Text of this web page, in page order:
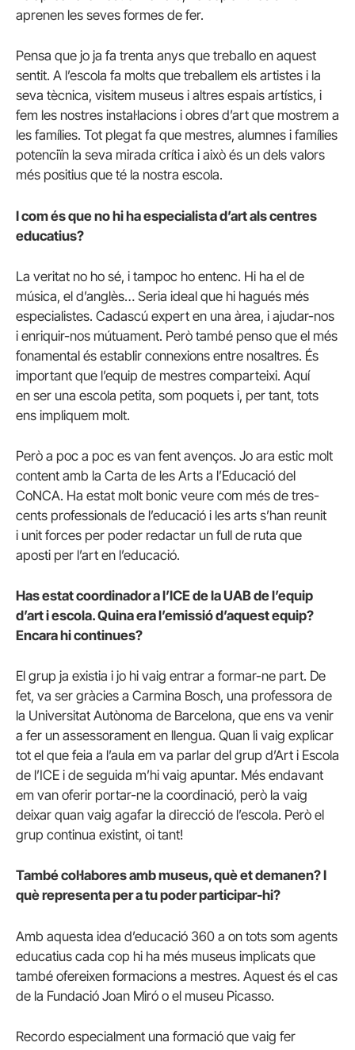
aprenen les seves formes de fer.
Pensa que jo ja fa trenta anys que treballo en aquest
sentit. A l’escola fa molts que treballem els artistes i la
seva tècnica, visitem museus i altres espais artístics, i
fem les nostres instal·lacions i obres d’art que mostrem a
les famílies. Tot plegat fa que mestres, alumnes i famílies
potenciïn la seva mirada crítica i això és un dels valors
més positius que té la nostra escola.
I com és que no hi ha especialista d’art als centres
educatius?
La veritat no ho sé, i tampoc ho entenc. Hi ha el de
música, el d’anglès… Seria ideal que hi hagués més
especialistes. Cadascú expert en una àrea, i ajudar-nos
i enriquir-nos mútuament. Però també penso que el més
fonamental és establir connexions entre nosaltres. És
important que l’equip de mestres comparteixi. Aquí
en ser una escola petita, som poquets i, per tant, tots
ens impliquem molt.
Però a poc a poc es van fent avenços. Jo ara estic molt
content amb la Carta de les Arts a l’Educació del
CoNCA. Ha estat molt bonic veure com més de tres-
cents professionals de l’educació i les arts s’han reunit
i unit forces per poder redactar un full de ruta que
aposti per l’art en l’educació.
Has estat coordinador a l’ICE de la UAB de l’equip
d’art i escola. Quina era l’emissió d’aquest equip?
Encara hi continues?
El grup ja existia i jo hi vaig entrar a formar-ne part. De
fet, va ser gràcies a Carmina Bosch, una professora de
la Universitat Autònoma de Barcelona, que ens va venir
a fer un assessorament en llengua. Quan li vaig explicar
tot el que feia a l’aula em va parlar del grup d’Art i Escola
de l’ICE i de seguida m’hi vaig apuntar. Més endavant
em van oferir portar-ne la coordinació, però la vaig
deixar quan vaig agafar la direcció de l’escola. Però el
grup continua existint, oi tant!
També col·labores amb museus, què et demanen? I
què representa per a tu poder participar-hi?
Amb aquesta idea d’educació 360 a on tots som agents
educatius cada cop hi ha més museus implicats que
també ofereixen formacions a mestres. Aquest és el cas
de la Fundació Joan Miró o el museu Picasso.
Recordo especialment una formació que vaig fer